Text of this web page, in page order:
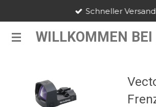
springen WILLKOMMEN
Schneller Versand